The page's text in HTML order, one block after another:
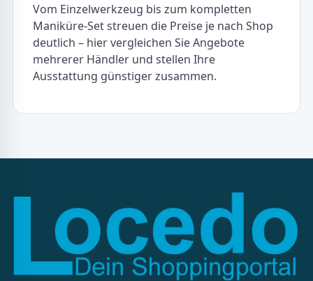
Vom Einzelwerkzeug bis zum kompletten
Maniküre-Set streuen die Preise je nach Shop
deutlich – hier vergleichen Sie Angebote
mehrerer Händler und stellen Ihre
Ausstattung günstiger zusammen.